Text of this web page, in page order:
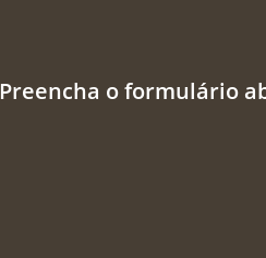
Preencha o formulário